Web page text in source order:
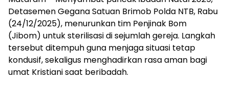
Detasemen Gegana Satuan Brimob Polda NTB, Rabu
(24/12/2025), menurunkan tim Penjinak Bom
(Jibom) untuk sterilisasi di sejumlah gereja. Langkah
tersebut ditempuh guna menjaga situasi tetap
kondusif, sekaligus menghadirkan rasa aman bagi
umat Kristiani saat beribadah.